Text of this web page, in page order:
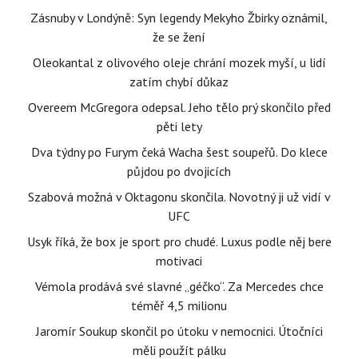
Zásnuby v Londýně: Syn legendy Mekyho Žbirky oznámil,
že se žení
Oleokantal z olivového oleje chrání mozek myší, u lidí
zatím chybí důkaz
Overeem McGregora odepsal. Jeho tělo prý skončilo před
pěti lety
Dva týdny po Furym čeká Wacha šest soupeřů. Do klece
půjdou po dvojicích
Szabová možná v Oktagonu skončila. Novotný ji už vidí v
UFC
Usyk říká, že box je sport pro chudé. Luxus podle něj bere
motivaci
Vémola prodává své slavné „géčko“. Za Mercedes chce
téměř 4,5 milionu
Jaromír Soukup skončil po útoku v nemocnici. Útočníci
měli použít pálku